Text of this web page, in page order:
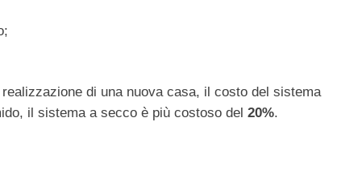
di una nuova casa, il costo del sistema
il sistema a secco è più costoso del 20%.